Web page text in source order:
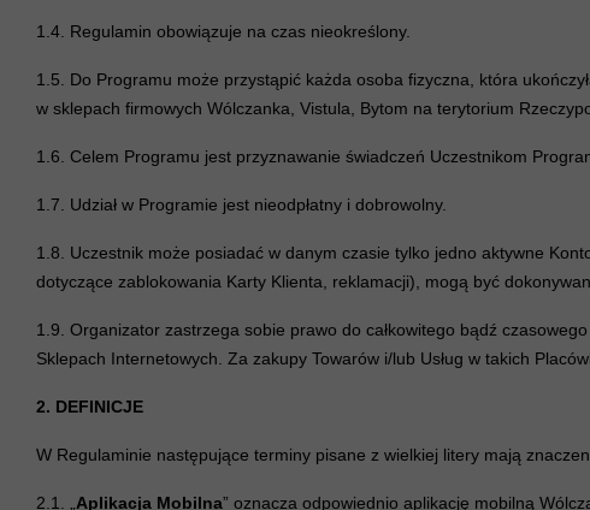
1.4. Regulamin obowiązuje na czas nieokreślony.
1.5. Do Programu może przystąpić każda osoba fizyczna, która
w sklepach firmowych Wólczanka, Vistula, Bytom na terytorium
1.6. Celem Programu jest przyznawanie świadczeń Uczestnikom
1.7. Udział w Programie jest nieodpłatny i dobrowolny.
1.8. Uczestnik może posiadać w danym czasie tylko jedno aktywne
dotyczące zablokowania Karty Klienta, reklamacji), mogą być
1.9. Organizator zastrzega sobie prawo do całkowitego bądź
Sklepach Internetowych. Za zakupy Towarów i/lub Usług w takich
2. DEFINICJE
W Regulaminie następujące terminy pisane z wielkiej litery mają
2.1. „ Aplikacja Mobilna” oznacza odpowiednio aplikację mobilną